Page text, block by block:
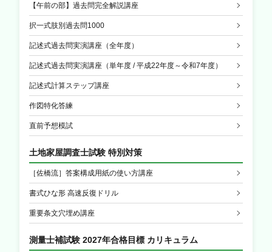
【午前の部】過去問完全解説講座
択一式肢別過去問1000
記述式過去問実演講座（全年度）
記述式過去問実演講座（単年度 / 平成22年度～令和7年度）
記述式計算ステップ講座
作図特化答練
直前予想模試
土地家屋調査士試験 特別対策
［佐橋流］答案構成用紙の使い方講座
書式ひな形 高速反復ドリル
重要条文穴埋め講座
測量士補試験 2027年合格目標 カリキュラム